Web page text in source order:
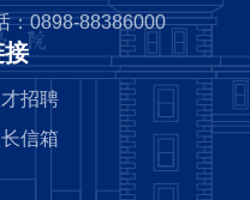
0898-88386000
接
才招聘
信箱